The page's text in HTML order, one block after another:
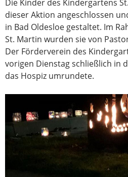
Die Kinder des Kindergartens
dieser Aktion angeschlossen
in Bad Oldesloe gestaltet. Im
St. Martin wurden sie von
Der Förderverein des
vorigen Dienstag schließlich in
das Hospiz umrundete.